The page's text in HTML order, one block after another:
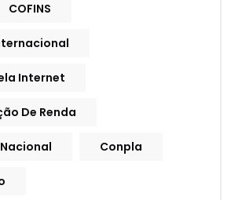
COFINS
Internet
De Renda
Conpla